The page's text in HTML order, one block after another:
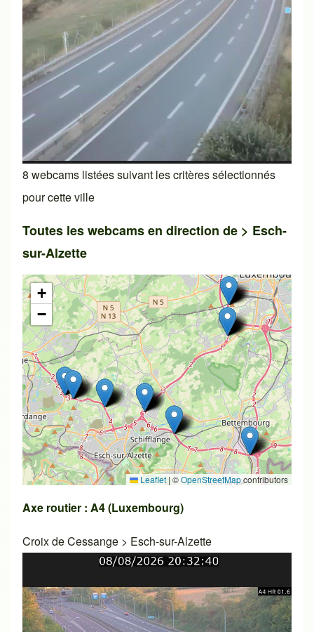
8 webcams listées suivant les critères sélectionnés
pour cette ville
Toutes les webcams en direction de > Esch-
sur-Alzette
+
−
Leaflet | ©OpenStreetMapcontributors
Axe routier : A4 (Luxembourg)
Croix de Cessange > Esch-sur-Alzette